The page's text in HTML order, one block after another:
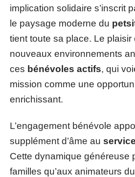
implication solidaire s’inscrit
le paysage moderne du
tient toute sa place. Le plaisir
nouveaux environnements
ces bénévoles actifs, qui
mission comme une
enrichissant.
L’engagement bénévole
supplément d’âme au
Cette dynamique généreuse
familles qu’aux animateurs